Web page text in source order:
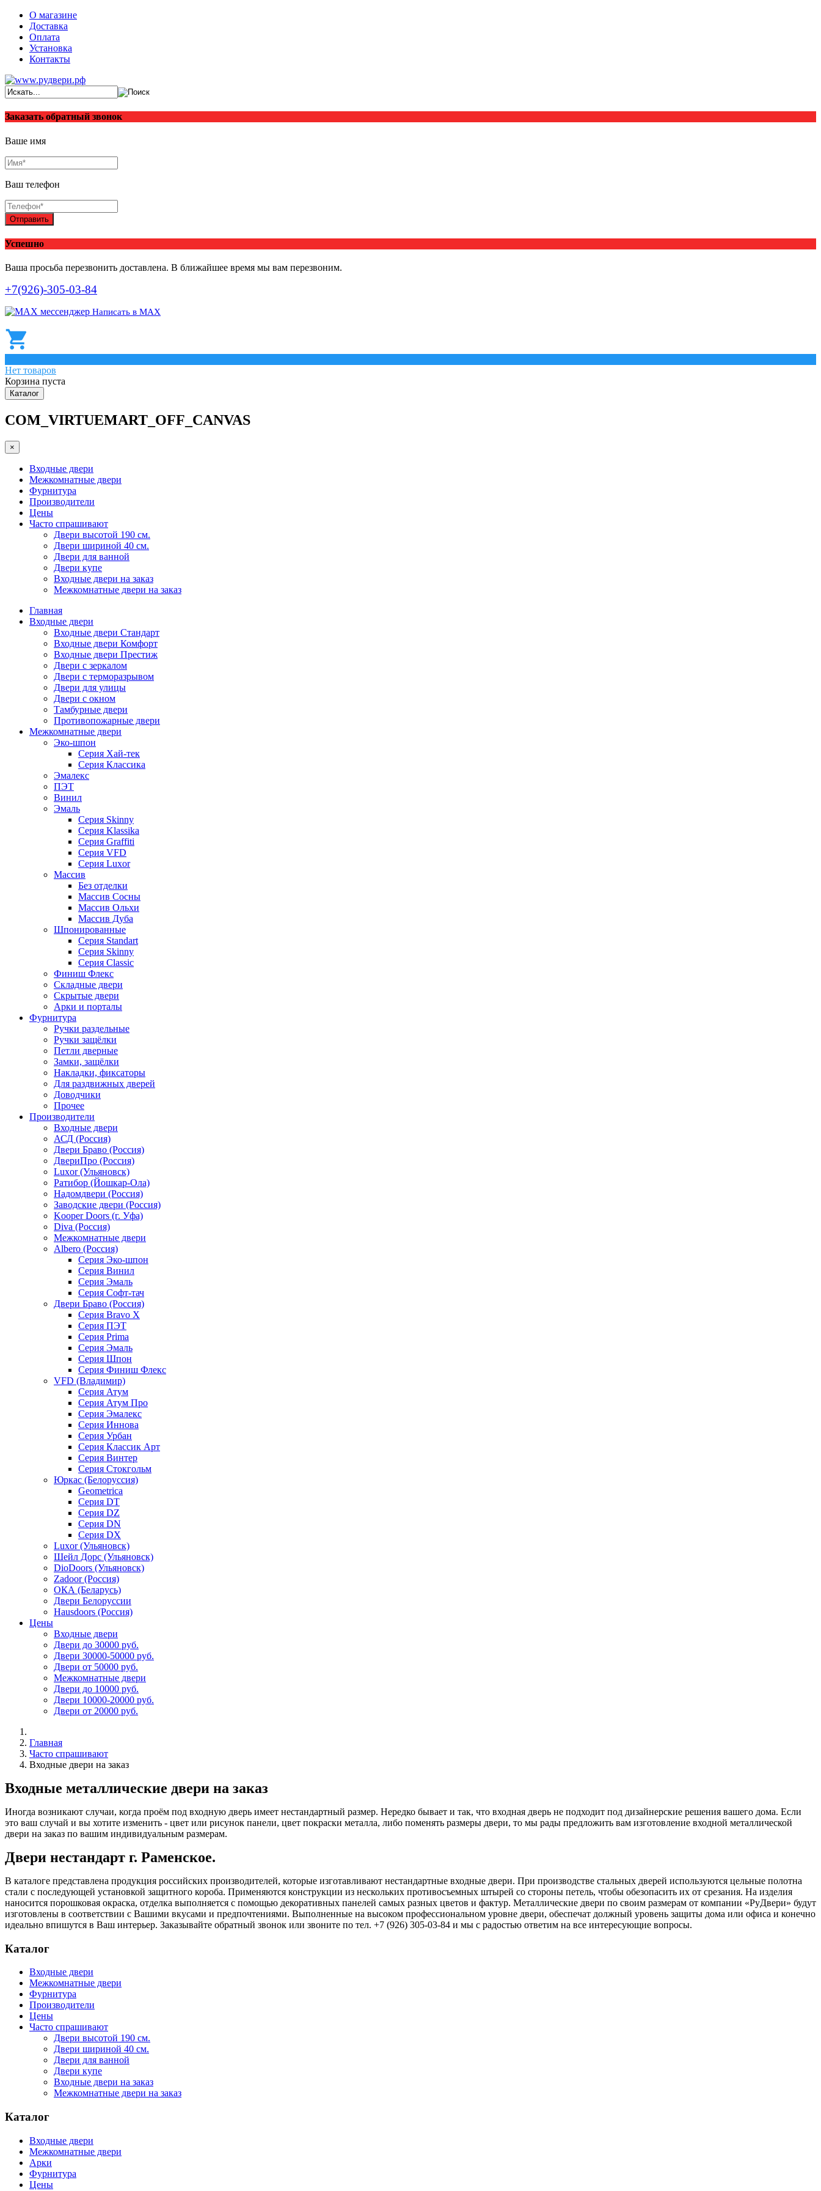
О магазине
Доставка
Оплата
Установка
Контакты
Заказать обратный звонок
Ваше имя
Ваш телефон
Отправить
Успешно
Ваша просьба перезвонить доставлена. В ближайшее время мы вам перезвоним.
+7(926)-305-03-84
Написать в МАХ
Нет товаров
Корзина пуста
Каталог
COM_VIRTUEMART_OFF_CANVAS
×
Входные двери
Межкомнатные двери
Фурнитура
Производители
Цены
Часто спрашивают
Двери высотой 190 см.
Двери шириной 40 см.
Двери для ванной
Двери купе
Входные двери на заказ
Межкомнатные двери на заказ
Главная
Входные двери
Входные двери Стандарт
Входные двери Комфорт
Входные двери Престиж
Двери с зеркалом
Двери с терморазрывом
Двери для улицы
Двери с окном
Тамбурные двери
Противопожарные двери
Межкомнатные двери
Эко-шпон
Серия Хай-тек
Серия Классика
Эмалекс
ПЭТ
Винил
Эмаль
Серия Skinny
Серия Klassika
Серия Graffiti
Серия VFD
Серия Luxor
Массив
Без отделки
Массив Сосны
Массив Ольхи
Массив Дуба
Шпонированные
Серия Standart
Серия Skinny
Серия Classic
Финиш Флекс
Складные двери
Скрытые двери
Арки и порталы
Фурнитура
Ручки раздельные
Ручки защёлки
Петли дверные
Замки, защёлки
Накладки, фиксаторы
Для раздвижных дверей
Доводчики
Прочее
Производители
Входные двери
АСД (Россия)
Двери Браво (Россия)
ДвериПро (Россия)
Luxor (Ульяновск)
Ратибор (Йошкар-Ола)
Надомдвери (Россия)
Заводские двери (Россия)
Kooper Doors (г. Уфа)
Diva (Россия)
Межкомнатные двери
Albero (Россия)
Серия Эко-шпон
Серия Винил
Серия Эмаль
Серия Софт-тач
Двери Браво (Россия)
Серия Bravo X
Серия ПЭТ
Серия Prima
Серия Эмаль
Серия Шпон
Серия Финиш Флекс
VFD (Владимир)
Серия Атум
Серия Атум Про
Серия Эмалекс
Серия Иннова
Серия Урбан
Серия Классик Арт
Серия Винтер
Серия Стокгольм
Юркас (Белоруссия)
Geometrica
Серия DT
Серия DZ
Серия DN
Серия DX
Luxor (Ульяновск)
Шейл Дорс (Ульяновск)
DioDoors (Ульяновск)
Zadoor (Россия)
ОКА (Беларусь)
Двери Белоруссии
Hausdoors (Россия)
Цены
Входные двери
Двери до 30000 руб.
Двери 30000-50000 руб.
Двери от 50000 руб.
Межкомнатные двери
Двери до 10000 руб.
Двери 10000-20000 руб.
Двери от 20000 руб.
Главная
Часто спрашивают
Входные двери на заказ
Входные металлические двери на заказ
Иногда возникают случаи, когда проём под входную дверь имеет нестандартный размер. Нередко бывает и так, что входная дверь не подходит под дизайнерские решения вашего дома. Если
это ваш случай и вы хотите изменить - цвет или рисунок панели, цвет покраски металла, либо поменять размеры двери, то мы рады предложить вам изготовление входной металлической
двери на заказ по вашим индивидуальным размерам.
Двери нестандарт г. Раменское.
В каталоге представлена продукция российских производителей, которые изготавливают нестандартные входные двери. При производстве стальных дверей используются цельные полотна
стали с последующей установкой защитного короба. Применяются конструкции из нескольких противосъемных штырей со стороны петель, чтобы обезопасить их от срезания. На изделия
наносится порошковая окраска, отделка выполняется с помощью декоративных панелей самых разных цветов и фактур. Металлические двери по своим размерам от компании «РуДвери» будут
изготовлены в соответствии с Вашими вкусами и предпочтениями. Выполненные на высоком профессиональном уровне двери, обеспечат должный уровень защиты дома или офиса и конечно
идеально впишутся в Ваш интерьер. Заказывайте обратный звонок или звоните по тел. +7 (926) 305-03-84 и мы с радостью ответим на все интересующие вопросы.
Каталог
Входные двери
Межкомнатные двери
Фурнитура
Производители
Цены
Часто спрашивают
Двери высотой 190 см.
Двери шириной 40 см.
Двери для ванной
Двери купе
Входные двери на заказ
Межкомнатные двери на заказ
Каталог
Входные двери
Межкомнатные двери
Арки
Фурнитура
Цены